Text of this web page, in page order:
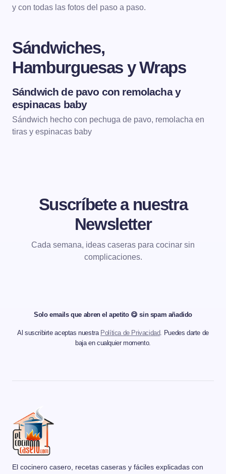
y con todas las fotos del paso a paso.
Sándwiches,
Hamburguesas y Wraps
SÁNDWICHES, HAMBURGUESAS Y WRAPS
Sándwich de pavo con remolacha y
espinacas baby
Sándwich hecho con pechuga de pavo, remolacha en
tiras y espinacas baby
Suscríbete a nuestra
Newsletter
Cada semana, ideas caseras para cocinar sin
complicaciones.
Solo emails que abren el apetito 😋 sin spam añadido
Al suscribirte aceptas nuestra Política de Privacidad. Puedes darte de
baja en cualquier momento.
El cocinero casero, recetas caseras y fáciles explicadas con